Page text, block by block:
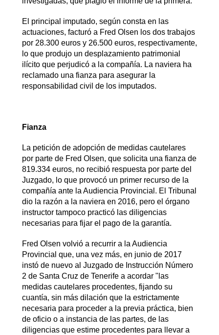
El principal imputado, según consta en las
actuaciones, facturó a Fred Olsen los dos trabajos
por 28.300 euros y 26.500 euros, respectivamente,
lo que produjo un desplazamiento patrimonial
ilícito que perjudicó a la compañía. La naviera ha
reclamado una fianza para asegurar la
responsabilidad civil de los imputados.
Fianza
La petición de adopción de medidas cautelares
por parte de Fred Olsen, que solicita una fianza de
819.334 euros, no recibió respuesta por parte del
Juzgado, lo que provocó un primer recurso de la
compañía ante la Audiencia Provincial. El Tribunal
dio la razón a la naviera en 2016, pero el órgano
instructor tampoco practicó las diligencias
necesarias para fijar el pago de la garantía.
Fred Olsen volvió a recurrir a la Audiencia
Provincial que, una vez más, en junio de 2017
instó de nuevo al Juzgado de Instrucción Número
2 de Santa Cruz de Tenerife a acordar "las
medidas cautelares procedentes, fijando su
cuantía, sin más dilación que la estrictamente
necesaria para proceder a la previa práctica, bien
de oficio o a instancia de las partes, de las
diligencias que estime procedentes para llevar a